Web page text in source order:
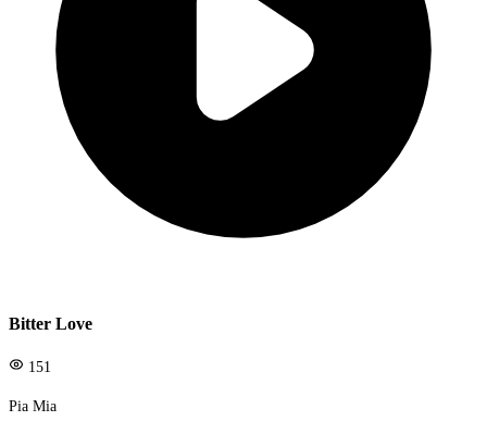
Bitter Love
151
Pia Mia